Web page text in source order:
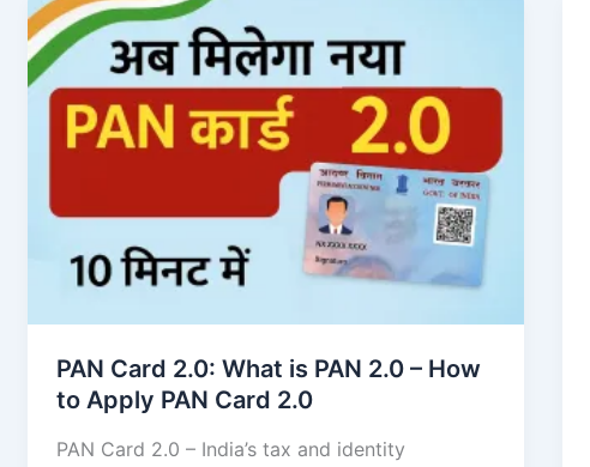
PAN Card 2.0: What is PAN 2.0 – How
to Apply PAN Card 2.0
PAN Card 2.0 – India’s tax and identity